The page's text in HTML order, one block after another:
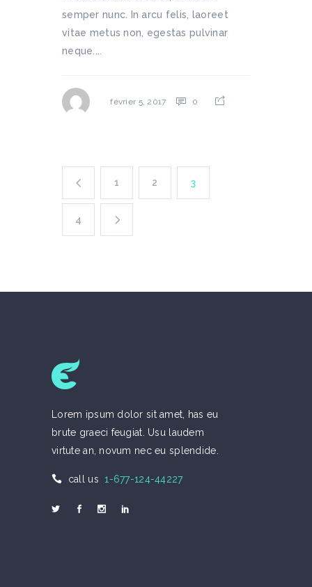
semper nunc. In arcu felis, laoreet
vitae metus non, egestas pulvinar
neque....
février 5, 2017 0
1 2 3
4
Lorem ipsum dolor sit amet, has eu
brute graeci feugiat. Usu laudem
virtute an, novum nec eu splendide.
call us 1-677-124-44227